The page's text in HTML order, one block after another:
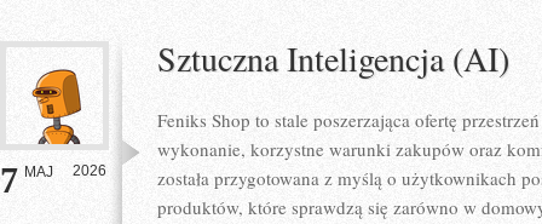
7 MAJ 2026
Sztuczna Inteligencja (AI)
Feniks Shop to stale poszerzająca ofertę
wykonanie, korzystne warunki zakupów oraz
została przygotowana z myślą o użytkownikach
produktów, które sprawdzą się zarówno w